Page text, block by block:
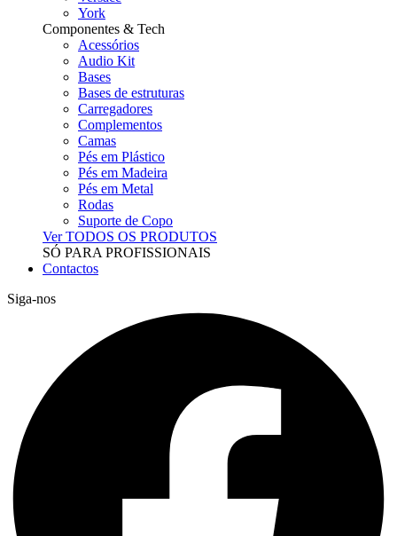
York
Componentes & Tech
Acessórios
Audio Kit
Bases
Bases de estruturas
Carregadores
Complementos
Camas
Pés em Plástico
Pés em Madeira
Pés em Metal
Rodas
Suporte de Copo
Ver TODOS OS PRODUTOS
SÓ PARA PROFISSIONAIS
Contactos
Siga-nos